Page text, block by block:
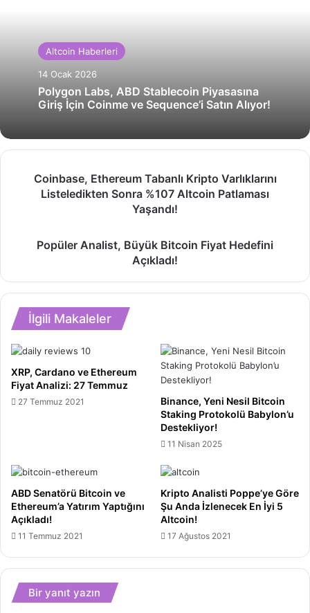
Altcoin Haberleri
14 Ocak 2026
Polygon Labs, ABD Stablecoin Piyasasına
Giriş İçin Coinme ve Sequence’i Satın Alıyor!
Ethereum
Listeledikten
Yaşandı!
Coinbase, Ethereum Tabanlı Kripto Varlıklarını
Listeledikten Sonra %107 Altcoin Patlaması
Yaşandı!
Analist,
Bitcoin
Fiyat
Hedefini
Açıkladı!
Popüler Analist, Büyük Bitcoin Fiyat Hedefini
Açıkladı!
İlgili Makaleler
XRP, Cardano ve Ethereum
Fiyat Analizi: 27 Temmuz
27 Temmuz 2021
Binance, Yeni Nesil Bitcoin
Staking Protokolü Babylon’u
Destekliyor!
11 Nisan 2025
ABD Senatörü Bitcoin ve
Ethereum’a Yatırım Yaptığını
Açıkladı!
11 Temmuz 2021
Kripto Analisti Poppe’ye Göre
Şu Anda İzlenecek En İyi 5
Altcoin!
17 Ağustos 2021
Bir yanıt yazın